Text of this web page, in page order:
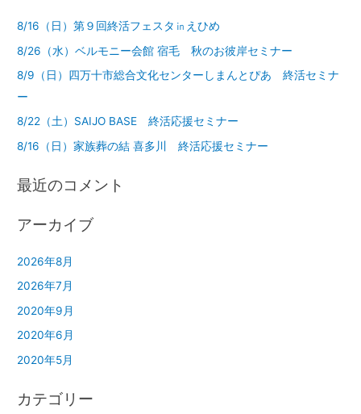
8/16（日）第９回終活フェスタ㏌えひめ
8/26（水）ベルモニー会館 宿毛 秋のお彼岸セミナー
8/9（日）四万十市総合文化センターしまんとぴあ 終活セミナ
ー
8/22（土）SAIJO BASE 終活応援セミナー
8/16（日）家族葬の結 喜多川 終活応援セミナー
最近のコメント
アーカイブ
2026年8月
2026年7月
2020年9月
2020年6月
2020年5月
カテゴリー